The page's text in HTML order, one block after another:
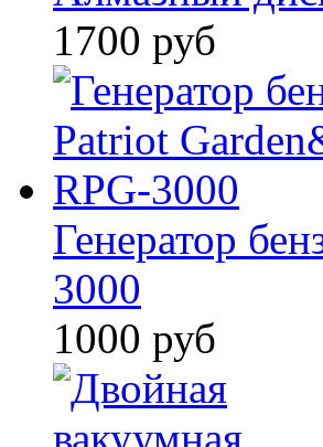
1700 руб
Генератор
3000
1000 руб